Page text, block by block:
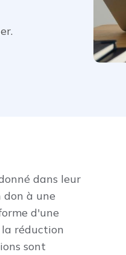
dans leur
à une
d'une
la réduction
sont